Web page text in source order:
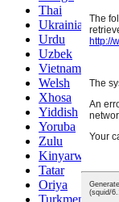
Thai
Ukrainian
Urdu
Uzbek
Vietnamese
Welsh
Xhosa
Yiddish
Yoruba
Zulu
Kinyarwanda
Tatar
Oriya